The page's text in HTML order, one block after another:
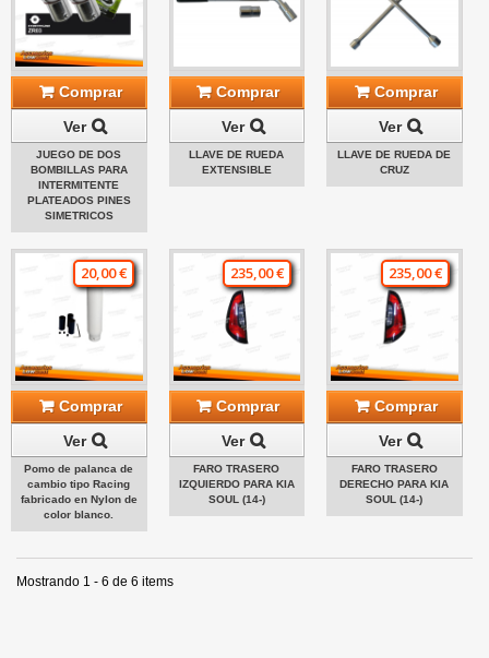
Comprar
Ver
JUEGO DE DOS
BOMBILLAS PARA
INTERMITENTE
PLATEADOS PINES
SIMETRICOS
Comprar
Ver
LLAVE DE RUEDA
EXTENSIBLE
Comprar
Ver
LLAVE DE RUEDA DE
CRUZ
20,00 €
Comprar
Ver
Pomo de palanca de
cambio tipo Racing
fabricado en Nylon de
color blanco.
235,00 €
Comprar
Ver
FARO TRASERO
IZQUIERDO PARA KIA
SOUL (14-)
235,00 €
Comprar
Ver
FARO TRASERO
DERECHO PARA KIA
SOUL (14-)
Mostrando 1 - 6 de 6 items